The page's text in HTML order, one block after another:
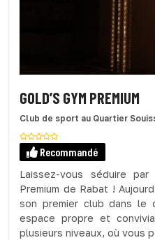
GOLD’S GYM PREMIUM
Club de sport au Quartier
Recommandé
Laissez-vous séduire
Premium de Rabat !
son premier club dans le
espace propre et
plusieurs niveaux, où vous